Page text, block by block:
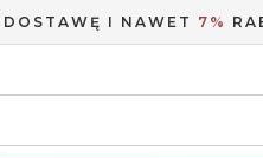
I NAWET 7%